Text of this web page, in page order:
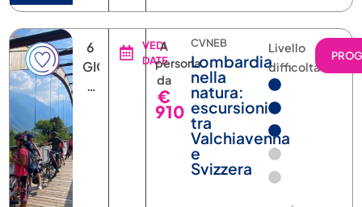
6
GIORNI
5
VEDI
DATE
A
persona
da
€
910
CVNEB
Lombardia
nella
natura:
escursioni
tra
Valchiavenna
e
Svizzera
Livello
difficoltà